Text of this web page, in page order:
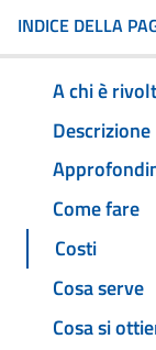
INDICE DELLA
A chi è
Descrizione
Come fare
Costi
Cosa serve
Cosa si